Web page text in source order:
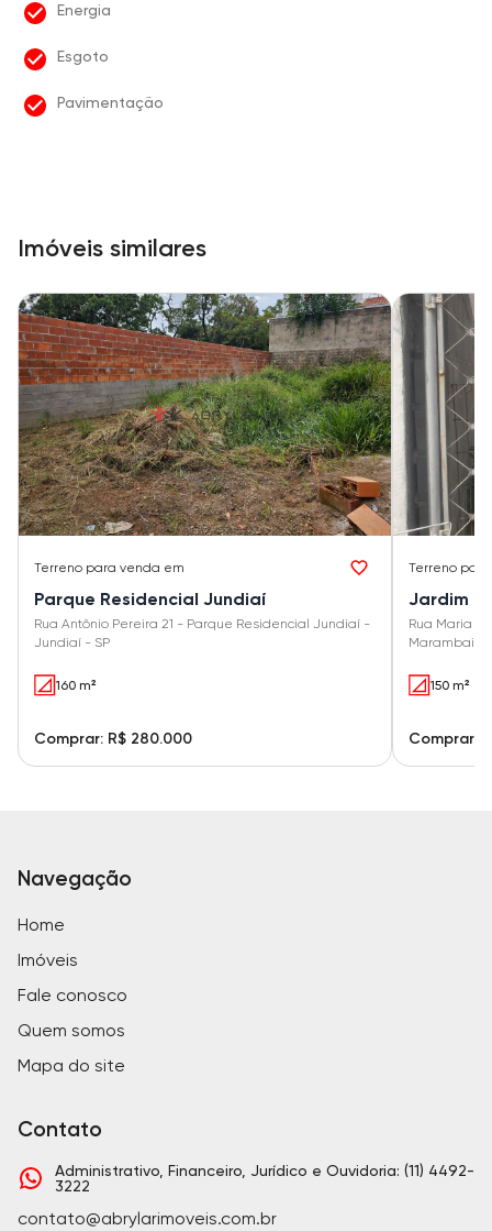
Energia
Esgoto
Pavimentação
Imóveis similares
Terreno para venda em
Parque Residencial Jundiaí
Rua Antônio Pereira 21 - Parque Residencial Jundiaí -
Jundiaí - SP
160 m²
Comprar: R$ 280.000
Terreno
Jardim
Rua Maria
Marambaia
150 m²
Comprar:
Navegação
Home
Imóveis
Fale conosco
Quem somos
Mapa do site
Contato
Administrativo, Financeiro, Jurídico e Ouvidoria: (11) 4492-
3222
contato@abrylarimoveis.com.br